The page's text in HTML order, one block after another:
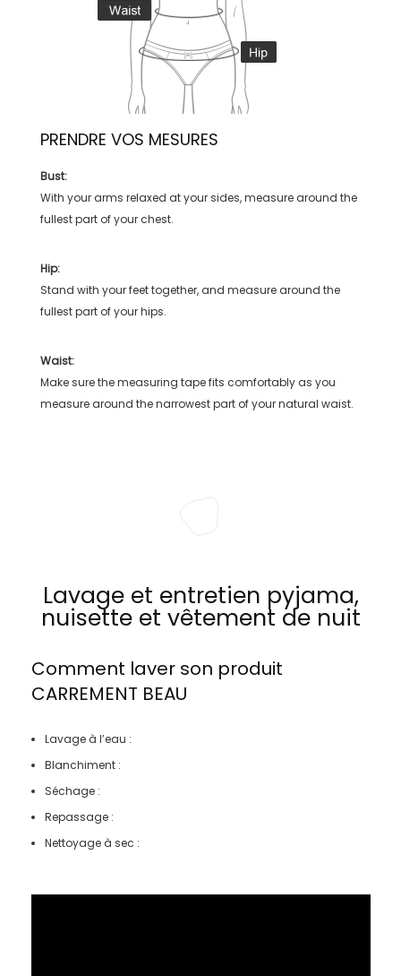
PRENDRE VOS MESURES
Bust:
With your arms relaxed at your sides, measure around the
fullest part of your chest.
Hip:
Stand with your feet together, and measure around the
fullest part of your hips.
Waist:
Make sure the measuring tape fits comfortably as you
measure around the narrowest part of your natural waist.
Lavage et entretien pyjama,
nuisette et vêtement de nuit
Comment laver son produit
CARREMENT BEAU
Lavage à l’eau :
Blanchiment :
Séchage :
Repassage :
Nettoyage à sec :